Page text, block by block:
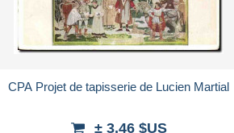
CPA Projet de tapisserie de Lucien Martial
± 3,46 $US